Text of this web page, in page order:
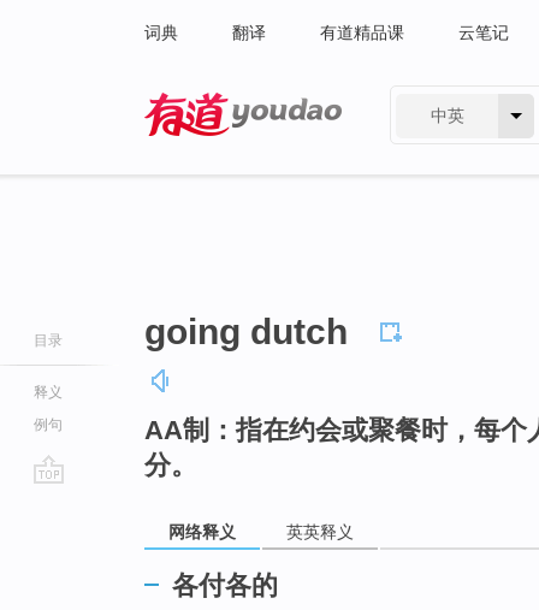
词典 翻译 有道精品课 云笔记
中英
目录
释义
例句
going dutch
AA制：指在约会或聚餐时，每
分。
网络释义 英英释义
各付各的